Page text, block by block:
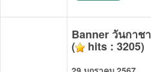
Banner วันกาช
( hits : 3205)